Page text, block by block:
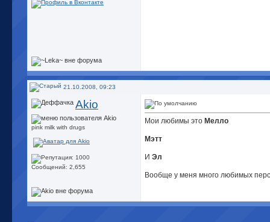
21.10.2008, 09:23
Akio
pink milk with drugs
Сообщений: 2,655
Мои любимы это Мелло
Мэтт
И Эл
Вообще у меня много любимых